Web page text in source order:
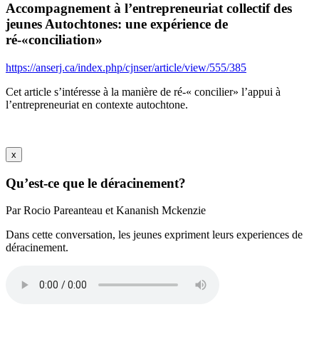
Accompagnement à l’entrepreneuriat collectif des
jeunes Autochtones: une expérience de
ré-«conciliation»
https://anserj.ca/index.php/cjnser/article/view/555/385
Cet article s’intéresse à la manière de ré-« concilier» l’appui à
l’entrepreneuriat en contexte autochtone.
x
Qu’est-ce que le déracinement?
Par Rocio Pareanteau et Kananish Mckenzie
Dans cette conversation, les jeunes expriment leurs experiences de
déracinement.